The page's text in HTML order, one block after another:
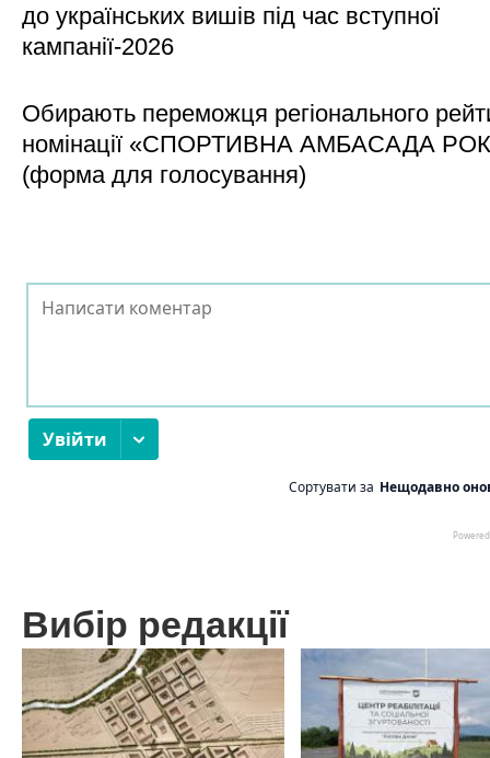
до українських вишів під час вступної
кампанії-2026
Обирають переможця регіонального
номінації «СПОРТИВНА АМБАСАДА
(форма для голосування)
Вибір редакції